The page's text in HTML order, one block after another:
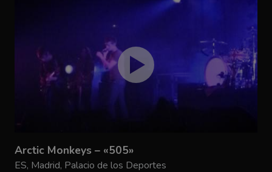
Arctic Monkeys – «505»
ES, Madrid, Palacio de los Deportes